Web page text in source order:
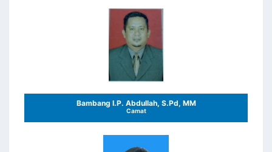
Bambang I.P. Abdullah, S.Pd, MM
Camat